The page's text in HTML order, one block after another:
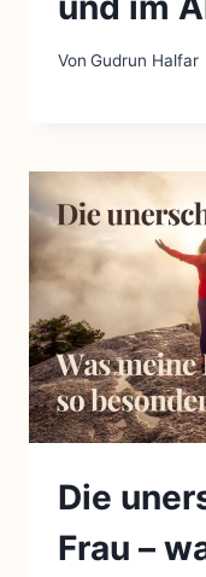
Von Gudrun Halfar
Die
Frau –